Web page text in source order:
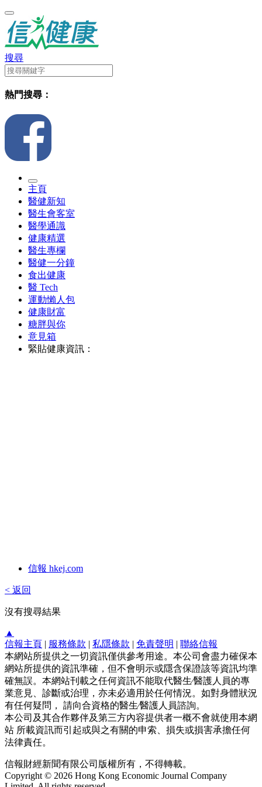
搜尋
熱門搜尋：
主頁
醫健新知
醫生會客室
醫學通識
健康精選
醫生專欄
醫健一分鐘
食出健康
醫 Tech
運動懶人包
健康財富
糖胖與你
意見箱
緊貼健康資訊：
信報 hkej.com
< 返回
沒有搜尋結果
▲
信報主頁 | 服務條款 | 私隱條款 | 免責聲明 | 聯絡信報
本網站所提供之一切資訊僅供參考用途。本公司會盡力確保本
網站所提供的資訊準確，但不會明示或隱含保證該等資訊均準
確無誤。本網站刊載之任何資訊不能取代醫生∕醫護人員的專
業意見、診斷或治理，亦未必適用於任何情況。如對身體狀況
有任何疑問， 請向合資格的醫生∕醫護人員諮詢。
本公司及其合作夥伴及第三方內容提供者一概不會就使用本網
站 所載資訊而引起或與之有關的申索、損失或損害承擔任何
法律責任。
信報財經新聞有限公司版權所有，不得轉載。
Copyright © 2026 Hong Kong Economic Journal Company